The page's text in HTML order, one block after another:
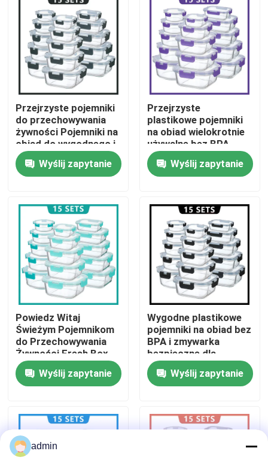
Do domu
Produkty
Wycieczka po fabryce
Kontrola jakości
Skontaktuj się z nami
Nowości
Sprawy
Poproś o wycenę
Elektryczne pudełka na lunch
Przejrzyste pojemniki
do przechowywania
żywności Pojemniki na
obiad do wygodnego i
wszechstronnego
przechowywania
Wyślij zapytanie
Przejrzyste
plastikowe pojemniki
na obiad wielokrotnie
używalne bez BPA
Wyślij zapytanie
Powiedz Witaj
Świeżym Pojemnikom
do Przechowywania
Żywności Fresh Box,
Bez BPA i Nadającym
się do Zmywarki
Wyślij zapytanie
Wygodne plastikowe
pojemniki na obiad bez
BPA i zmywarka
bezpieczne dla
zajętych specjalistów
Wyślij zapytanie
admin